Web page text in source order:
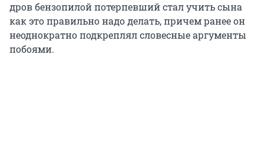
дров бензопилой потерпевший стал учить сына
как это правильно надо делать, причем ранее он
неоднократно подкреплял словесные аргументы
побоями.